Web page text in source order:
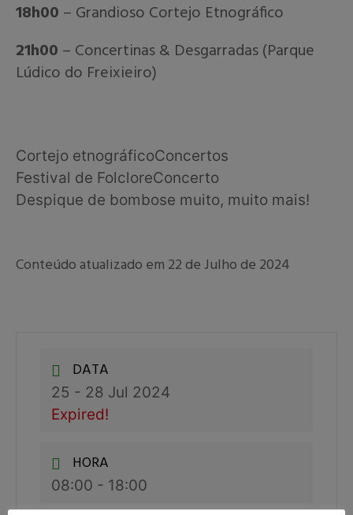
18h00 – Grandioso Cortejo Etnográfico
21h00 – Concertinas & Desgarradas (Parque
Lúdico do Freixieiro)
Cortejo etnográficoConcertos
Festival de FolcloreConcerto
Despique de bombose muito, muito mais!
Conteúdo atualizado em 22 de Julho de 2024
DATA
25 - 28 Jul 2024
Expired!
HORA
08:00 - 18:00